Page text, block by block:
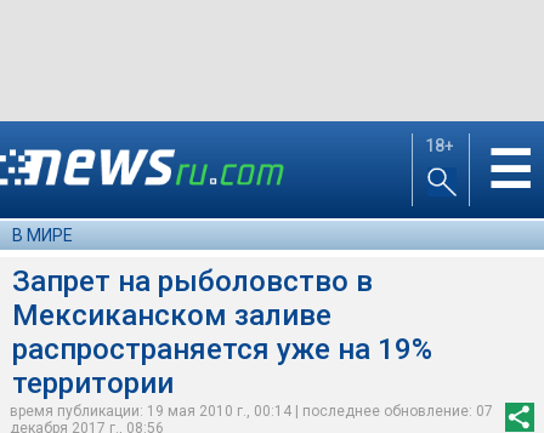
18+ ☰
В МИРЕ
Запрет на рыболовство в
Мексиканском заливе
распространяется уже на 19%
территории
время публикации: 19 мая 2010 г., 00:14 | последнее обновление: 07
декабря 2017 г., 08:56